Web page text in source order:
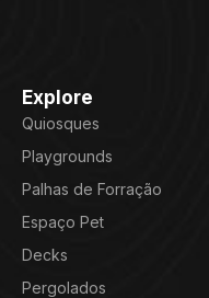
Explore
Quiosques
Playgrounds
Palhas de Forração
Espaço Pet
Decks
Pergolados